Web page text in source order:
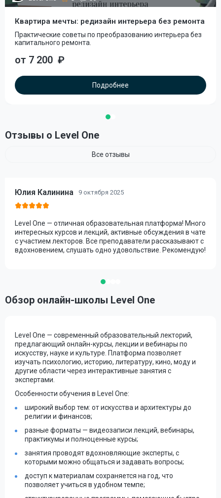
Квартира мечты: редизайн интерьера без ремонта
Практические советы по преобразованию интерьера без
капитального ремонта.
от 7 200 ₽
Подробнее
Отзывы о Level One
Все отзывы
Юлия Калинина 9 октября 2025
Level One — отличная образовательная платформа! Много
интересных курсов и лекций, активные обсуждения в чате
с участием лекторов. Все преподаватели рассказывают с
вдохновением, слушать одно удовольствие. Рекомендую!
Обзор онлайн-школы Level One
Level One — современный образовательный лекторий,
предлагающий онлайн-курсы, лекции и вебинары по
искусству, науке и культуре. Платформа позволяет
изучать психологию, историю, литературу, кино, моду и
другие области через интерактивные занятия с
экспертами.
Особенности обучения в Level One:
широкий выбор тем: от искусства и архитектуры до
религии и финансов;
разные форматы — видеозаписи лекций, вебинары,
практикумы и полноценные курсы;
занятия проводят вдохновляющие эксперты, с
которыми можно общаться и задавать вопросы;
доступ к материалам сохраняется на год, что
позволяет учиться в удобном темпе;